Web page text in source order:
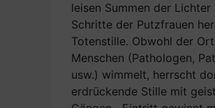
leisen Summen der
Schritte der Putzfrauen
Totenstille. Obwohl der
Menschen (Pathologen,
usw.) wimmelt, herrscht
erdrückende Stille mit